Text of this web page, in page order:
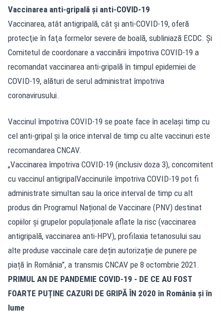
Vaccinarea anti-gripală și anti-COVID-19
Vaccinarea, atât antigripală, cât şi anti-COVID-19, oferă
protecţie în faţa formelor severe de boală, subliniază ECDC. Și
Comitetul de coordonare a vaccinării împotriva COVID-19 a
recomandat vaccinarea anti-gripală în timpul epidemiei de
COVID-19, alături de serul administrat împotriva
coronavirusului.
Vaccinul împotriva COVID-19 se poate face în același timp cu
cel anti-gripal și la orice interval de timp cu alte vaccinuri este
recomandarea CNCAV.
„Vaccinarea împotriva COVID-19 (inclusiv doza 3), concomitent
cu vaccinul antigripalVaccinurile împotriva COVID-19 pot fi
administrate simultan sau la orice interval de timp cu alt
produs din Programul Național de Vaccinare (PNV) destinat
copiilor și grupelor populaționale aflate la risc (vaccinarea
antigripală, vaccinarea anti-HPV), profilaxia tetanosului sau
alte produse vaccinale care dețin autorizație de punere pe
piață în România”, a transmis CNCAV pe 8 octombrie 2021.
PRIMUL AN DE PANDEMIE COVID-19 - DE CE AU FOST
FOARTE PUȚINE CAZURI DE GRIPĂ ÎN 2020 în România și în
lume